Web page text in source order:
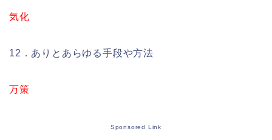
気化
12．ありとあらゆる手段や方法
万策
Sponsored Link